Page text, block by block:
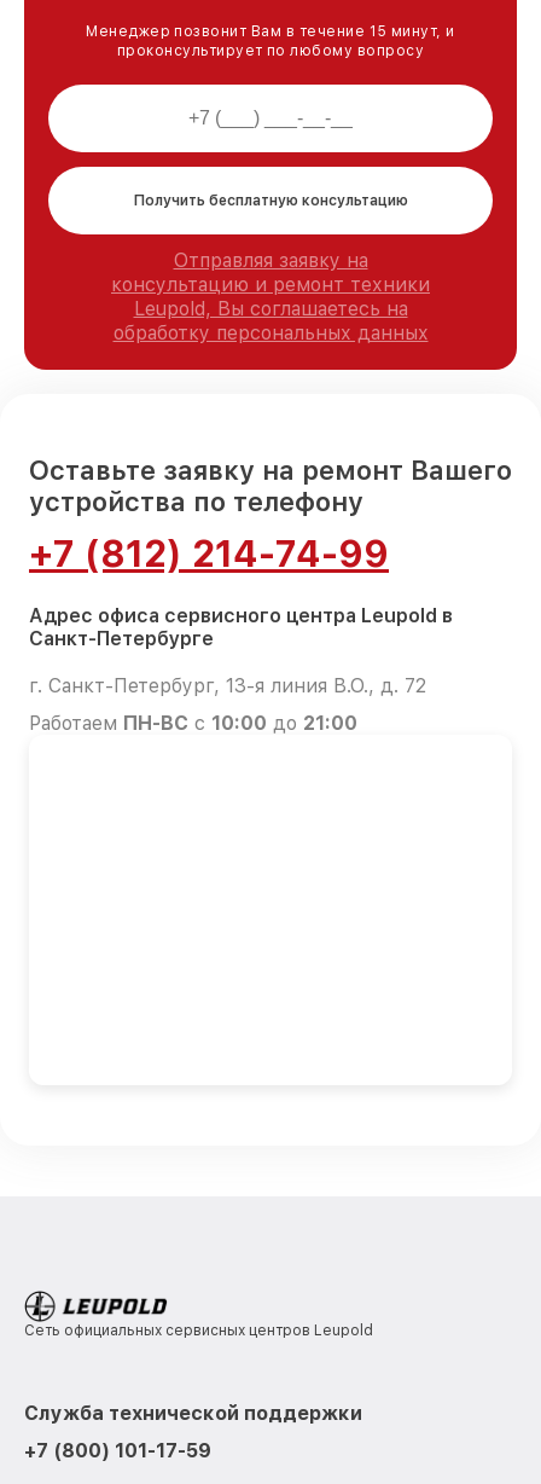
Менеджер позвонит Вам в течение 15 минут, и
проконсультирует по любому вопросу
Получить бесплатную консультацию
Отправляя заявку на
консультацию и ремонт техники
Leupold, Вы соглашаетесь на
обработку персональных данных
Оставьте заявку на ремонт Вашего
устройства по телефону
+7 (812) 214-74-99
Адрес офиса сервисного центра Leupold в
Санкт-Петербурге
г. Санкт-Петербург, 13-я линия В.О., д. 72
Работаем ПН-ВС с 10:00 до 21:00
Сеть официальных сервисных центров Leupold
Служба технической поддержки
+7 (800) 101-17-59